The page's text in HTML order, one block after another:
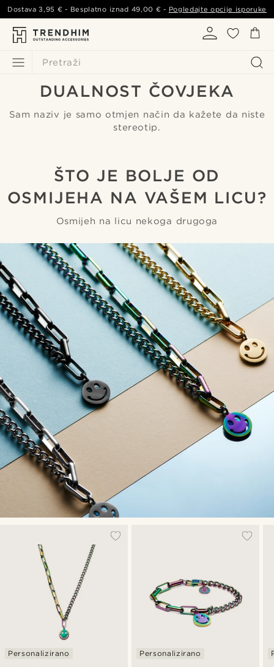
Pretraži
Dostava3,95 € - Besplatno iznad 49,00 € - Pogledajte opcije isporuke
DUALNOST ČOVJEKA
Sam naziv je samo otmjen način da kažete da niste
stereotip.
ŠTO JE BOLJE OD
OSMIJEHA NA VAŠEM LICU?
Osmijeh na licu nekoga drugoga
Personalizirano Personalizirano